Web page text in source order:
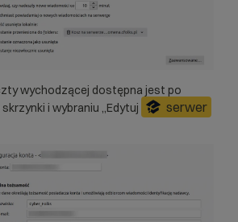
wychodzącej dostępna jest po
i wybraniu „Edytuj
serwer